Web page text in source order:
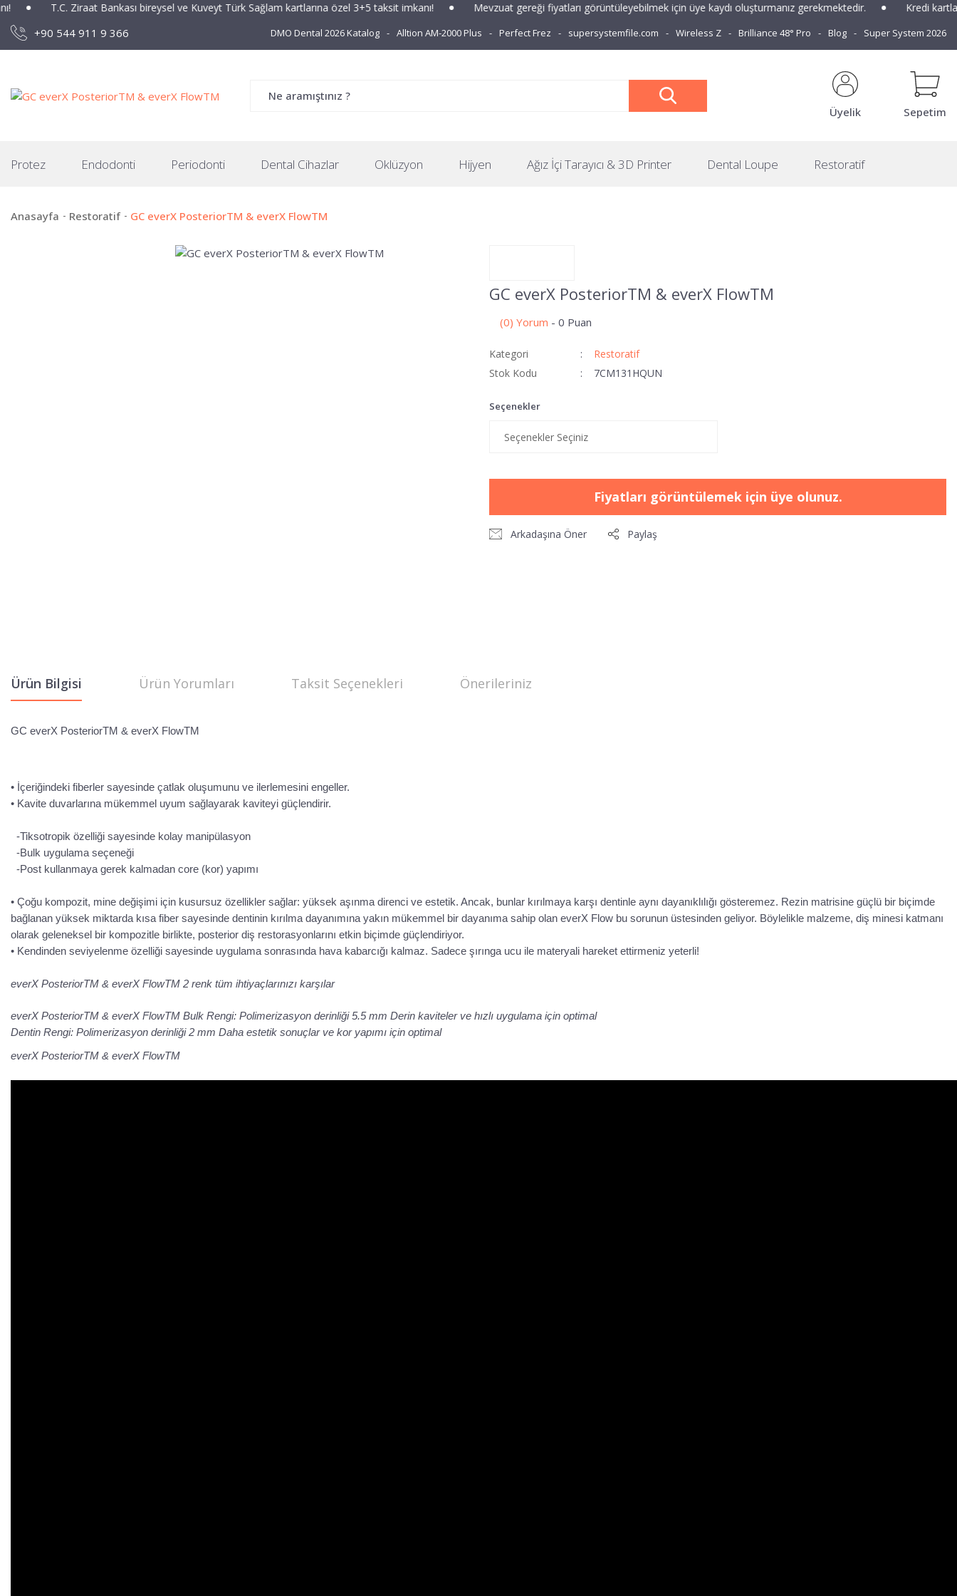
T.C. Ziraat Bankası bireysel ve Kuveyt Türk Sağlam kartlarına özel 3+5 taksit imkanı! Mevzuat gereği fiyatları görüntüleyebilmek için üye kaydı oluşturmanız gerekmektedir. Kredi kartlarına
+90 544 911 9 366 DMO Dental 2026 Katalog Alltion AM-2000 Plus Perfect Frez supersystemfile.com Wireless Z Brilliance 48° Pro Blog Super System 2026
Üyelik Sepetim
Protez Endodonti Periodonti Dental Cihazlar Oklüzyon Hijyen Ağız İçi Tarayıcı & 3D Printer Dental Loupe Restoratif
Anasayfa Restoratif GC everX PosteriorTM & everX FlowTM
GC everX PosteriorTM & everX FlowTM
(0) Yorum - 0 Puan
Kategori
Restoratif
Stok Kodu
7CM131HQUN
Seçenekler
Fiyatları görüntülemek için üye olunuz.
Arkadaşına Öner Paylaş
Ürün Bilgisi Ürün Yorumları Taksit Seçenekleri Önerileriniz
GC everX PosteriorTM & everX FlowTM
• İçeriğindeki fiberler sayesinde çatlak oluşumunu ve ilerlemesini engeller.
• Kavite duvarlarına mükemmel uyum sağlayarak kaviteyi güçlendirir.
-Tiksotropik özelliği sayesinde kolay manipülasyon
-Bulk uygulama seçeneği
-Post kullanmaya gerek kalmadan core (kor) yapımı
• Çoğu kompozit, mine değişimi için kusursuz özellikler sağlar: yüksek aşınma direnci ve estetik. Ancak, bunlar kırılmaya karşı dentinle aynı dayanıklılığı gösteremez. Rezin matrisine güçlü bir biçimde
bağlanan yüksek miktarda kısa fiber sayesinde dentinin kırılma dayanımına yakın mükemmel bir dayanıma sahip olan everX Flow bu sorunun üstesinden geliyor. Böylelikle malzeme, diş minesi katmanı
olarak geleneksel bir kompozitle birlikte, posterior diş restorasyonlarını etkin biçimde güçlendiriyor.
• Kendinden seviyelenme özelliği sayesinde uygulama sonrasında hava kabarcığı kalmaz. Sadece şırınga ucu ile materyali hareket ettirmeniz yeterli!
everX PosteriorTM & everX FlowTM 2 renk tüm ihtiyaçlarınızı karşılar
everX PosteriorTM & everX FlowTM Bulk Rengi: Polimerizasyon derinliği 5.5 mm Derin kaviteler ve hızlı uygulama için optimal
Dentin Rengi: Polimerizasyon derinliği 2 mm Daha estetik sonuçlar ve kor yapımı için optimal
everX PosteriorTM & everX FlowTM